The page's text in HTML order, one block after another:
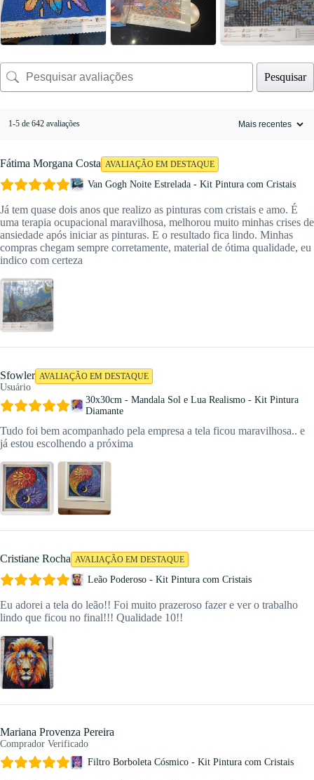
Pesquisar
1-5 de 642 avaliações
Fátima Morgana Costa AVALIAÇÃO EM DESTAQUE
Van Gogh Noite Estrelada - Kit Pintura com Cristais
Já tem quase dois anos que realizo as pinturas com cristais e amo. É
uma terapia ocupacional maravilhosa, melhorou muito minhas crises de
ansiedade após iniciar as pinturas. E o resultado fica lindo. Minhas
compras chegam sempre corretamente, material de ótima qualidade, eu
indico com certeza
Sfowler
Usuário
AVALIAÇÃO EM DESTAQUE
30x30cm - Mandala Sol e Lua Realismo - Kit Pintura
Diamante
Tudo foi bem acompanhado pela empresa a tela ficou maravilhosa.. e
já estou escolhendo a próxima
Cristiane Rocha AVALIAÇÃO EM DESTAQUE
Leão Poderoso - Kit Pintura com Cristais
Eu adorei a tela do leão!! Foi muito prazeroso fazer e ver o trabalho
lindo que ficou no final!!! Qualidade 10!!
Mariana Provenza Pereira
Comprador Verificado
Filtro Borboleta Cósmico - Kit Pintura com Cristais